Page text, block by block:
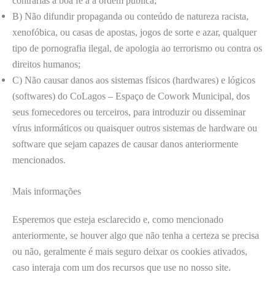
B) Não difundir propaganda ou conteúdo de natureza racista,
xenofóbica, ou casas de apostas, jogos de sorte e azar, qualquer
tipo de pornografia ilegal, de apologia ao terrorismo ou contra os
direitos humanos;
C) Não causar danos aos sistemas físicos (hardwares) e lógicos
(softwares) do CoLagos – Espaço de Cowork Municipal, dos
seus fornecedores ou terceiros, para introduzir ou disseminar
vírus informáticos ou quaisquer outros sistemas de hardware ou
software que sejam capazes de causar danos anteriormente
mencionados.
Mais informações
Esperemos que esteja esclarecido e, como mencionado
anteriormente, se houver algo que não tenha a certeza se precisa
ou não, geralmente é mais seguro deixar os cookies ativados,
caso interaja com um dos recursos que use no nosso site.